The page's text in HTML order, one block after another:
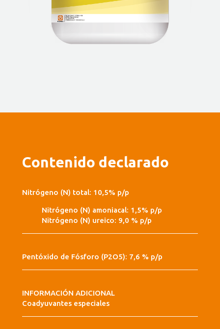
Contenido declarado
Nitrógeno (N) total: 10,5% p/p
Nitrógeno (N) amoniacal: 1,5% p/p
Nitrógeno (N) ureico: 9,0 % p/p
Pentóxido de Fósforo (P2O5): 7,6 % p/p
INFORMACIÓN ADICIONAL
Coadyuvantes especiales